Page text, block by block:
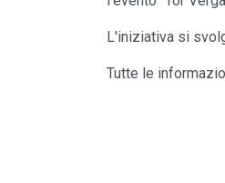
L'iniziativa si
Tutte le